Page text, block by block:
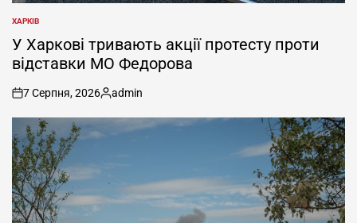
ОПУБЛІКУВАТИ
У
ХАРКІВ
У Харкові тривають акції протесту проти
відставки МО Федорова
on
7 Серпня, 2026
Опубліковано
admin